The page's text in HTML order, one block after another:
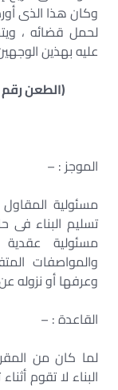
وكان هذا الذى
لحمل قضائه ،
عليه بهذين
(الطعن رقم 3727 لسنة 76 جلسة 2017/01/26)
الموجز : –
مسئولية
تسليم البناء فى
مسئولية
والمواصفات
وعرفها أو نزوله
القاعدة : –
لما كان من
البناء لا تقوم